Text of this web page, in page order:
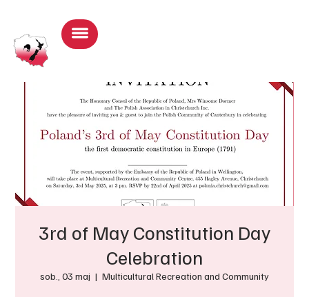
3rd of May Constitution Day
Celebration
sob., 03 maj
  |
Multicultural Recreation and Community